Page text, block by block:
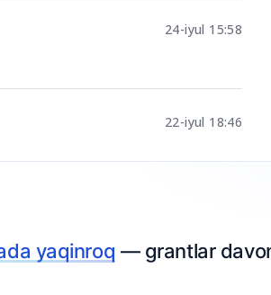
24-iyul 15:58
22-iyul 18:46